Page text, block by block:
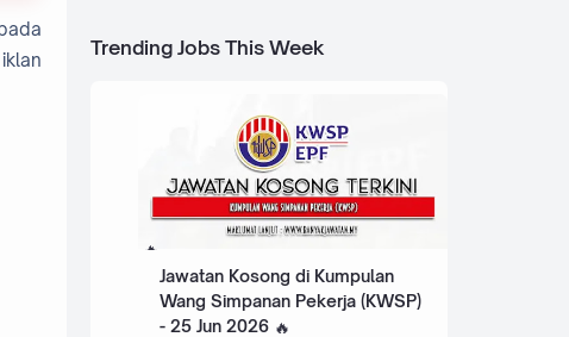
Trending Jobs This Week
Jawatan Kosong di Kumpulan
Wang Simpanan Pekerja (KWSP)
- 25 Jun 2026